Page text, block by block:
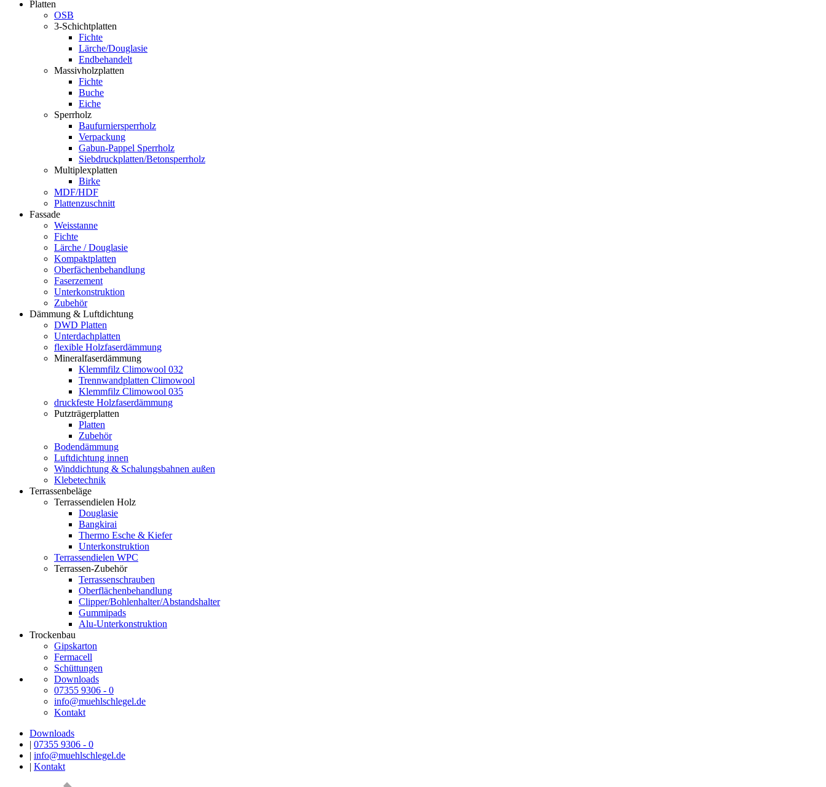
Platten
OSB
3-Schichtplatten
Fichte
Lärche/Douglasie
Endbehandelt
Massivholzplatten
Fichte
Buche
Eiche
Sperrholz
Baufurniersperrholz
Verpackung
Gabun-Pappel Sperrholz
Siebdruckplatten/Betonsperrholz
Multiplexplatten
Birke
MDF/HDF
Plattenzuschnitt
Fassade
Weisstanne
Fichte
Lärche / Douglasie
Kompaktplatten
Oberfächenbehandlung
Faserzement
Unterkonstruktion
Zubehör
Dämmung & Luftdichtung
DWD Platten
Unterdachplatten
flexible Holzfaserdämmung
Mineralfaserdämmung
Klemmfilz Climowool 032
Trennwandplatten Climowool
Klemmfilz Climowool 035
druckfeste Holzfaserdämmung
Putzträgerplatten
Platten
Zubehör
Bodendämmung
Luftdichtung innen
Winddichtung & Schalungsbahnen außen
Klebetechnik
Terrassenbeläge
Terrassendielen Holz
Douglasie
Bangkirai
Thermo Esche & Kiefer
Unterkonstruktion
Terrassendielen WPC
Terrassen-Zubehör
Terrassenschrauben
Oberflächenbehandlung
Clipper/Bohlenhalter/Abstandshalter
Gummipads
Alu-Unterkonstruktion
Trockenbau
Gipskarton
Fermacell
Schüttungen
Downloads
07355 9306 - 0
info@muehlschlegel.de
Kontakt
Downloads
| 07355 9306 - 0
| info@muehlschlegel.de
| Kontakt